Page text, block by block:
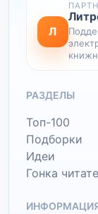
Л
РАЗДЕЛЫ
Топ-100
Подборки
Идеи
Гонка